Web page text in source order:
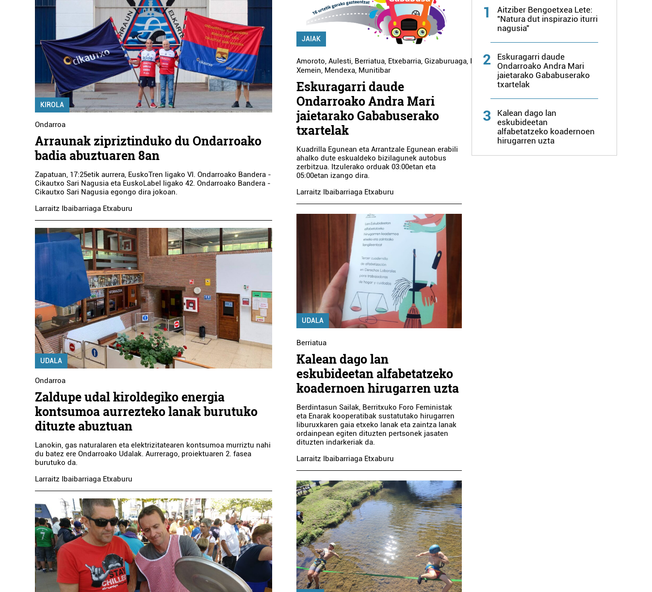
KIROLA
Ondarroa
Arraunak zipriztinduko du Ondarroako
badia abuztuaren 8an
Zapatuan, 17:25etik aurrera, EuskoTren ligako VI. Ondarroako Bandera -
Cikautxo Sari Nagusia eta EuskoLabel ligako 42. Ondarroako Bandera -
Cikautxo Sari Nagusia egongo dira jokoan.
Larraitz Ibaibarriaga Etxaburu
UDALA
Ondarroa
Zaldupe udal kiroldegiko energia
kontsumoa aurrezteko lanak burutuko
dituzte abuztuan
Lanokin, gas naturalaren eta elektrizitatearen kontsumoa murriztu nahi
du batez ere Ondarroako Udalak. Aurrerago, proiektuaren 2. fasea
burutuko da.
Larraitz Ibaibarriaga Etxaburu
JAIAK
Amoroto,Aulesti, Berriatua, Etxebarria,Gizaburuaga, Ispaster ,Lekeitio,Markina-
Xemein, Mendexa, Munitibar
Eskuragarri daude
Ondarroako Andra Mari
jaietarako Gababuserako
txartelak
Kuadrilla Egunean eta Arrantzale Egunean erabili
ahalko dute eskualdeko bizilagunek autobus
zerbitzua. Itzulerako orduak 03:00etan eta
05:00etan izango dira.
Larraitz Ibaibarriaga Etxaburu
UDALA
Berriatua
Kalean dago lan
eskubideetan alfabetatzeko
koadernoen hirugarren uzta
Berdintasun Sailak, Berritxuko Foro Feministak
eta Enarak kooperatibak sustatutako hirugarren
liburuxkaren gaia etxeko lanak eta zaintza lanak
ordainpean egiten dituzten pertsonek jasaten
dituzten indarkeriak da.
Larraitz Ibaibarriaga Etxaburu
1
Aitziber Bengoetxea Lete:
"Natura dut inspirazio iturri
nagusia"
2
Eskuragarri daude
Ondarroako Andra Mari
jaietarako Gababuserako
txartelak
3
Kalean dago lan
eskubideetan
alfabetatzeko koadernoen
hirugarren uzta